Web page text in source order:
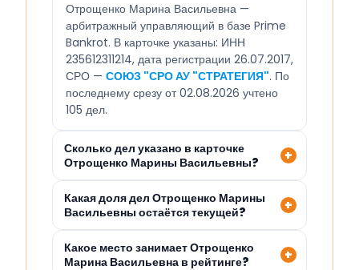
Отрощенко Марина Васильевна —
арбитражный управляющий в базе Prime
Bankrot. В карточке указаны: ИНН
235612311214, дата регистрации 26.07.2017,
СРО — СОЮЗ "СРО АУ "СТРАТЕГИЯ". По
последнему срезу от 02.08.2026 учтено
105 дел.
Сколько дел указано в карточке
Отрощенко Марины Васильевны?
Какая доля дел Отрощенко Марины
Васильевны остаётся текущей?
Какое место занимает Отрощенко
Марина Васильевна в рейтинге?